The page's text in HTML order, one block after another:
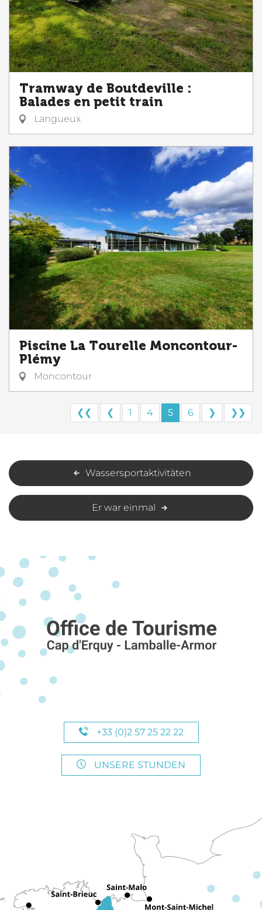
Tramway de Boutdeville :
Balades en petit train
Langueux
Piscine La Tourelle Moncontour-
Plémy
Moncontour
❮❮ ❮ 1 4 5 6 ❯ ❯❯
Wassersportaktivitäten
Er war einmal
+33 (0)2 57 25 22 22
UNSERE STUNDEN